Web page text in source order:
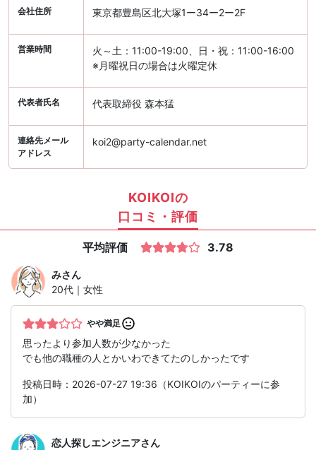
会社住所 東京都豊島区北大塚1ー34ー2ー2F
営業時間
火～土：11:00-19:00、日・祝：11:00-16:00
※月曜祝日の場合は火曜定休
代表者氏名 代表取締役 森本猛
連絡先メール
アドレス
koi2@party-calendar.net
KOIKOIの
口コミ・評価
平均評価 3.78
みさん
20代｜女性
やや満足
思ったより参加人数が少なかった
でも他の職種の人とかいわできてたのしかったです
投稿日時：2026-07-27 19:36（KOIKOIのパーティーに参
加）
恋人探しエンジニアさん